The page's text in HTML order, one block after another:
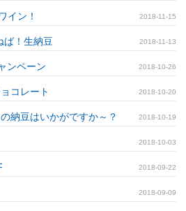
イン！ 2018-11-15
ば！生納豆 2018-11-13
ンペーン 2018-10-26
コレート 2018-10-20
納豆はいかがですか～？ 2018-10-19
2018-10-03
2018-09-22
2018-09-09